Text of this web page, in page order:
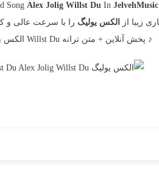
| Download Song
Alex Jolig Willst DuIn JelvehMusic |
الکس یولیگ را با سرعت عالی و
♪ پخش آنلاین + متن ترانه Willst Du الکس یولیگ ♪